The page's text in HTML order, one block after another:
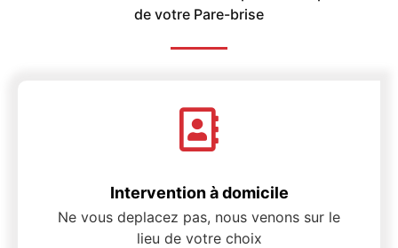
de votre Pare-brise
Intervention à domicile
Ne vous deplacez pas, nous venons sur le
lieu de votre choix